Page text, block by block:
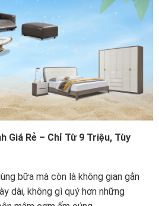
Giá Rẻ – Chỉ Từ 9 Triệu, Tùy
bữa mà còn là không gian gắn
dài, không gì quý hơn những